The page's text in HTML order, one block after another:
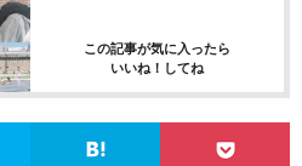
この記事が気に入ったら
いいね！してね